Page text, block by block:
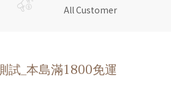
All Customer
試_本島滿1800免運